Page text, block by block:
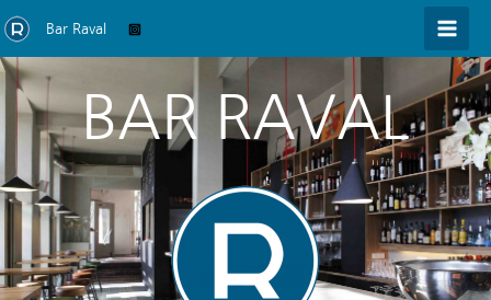
Bar Raval
BAR RAVAL